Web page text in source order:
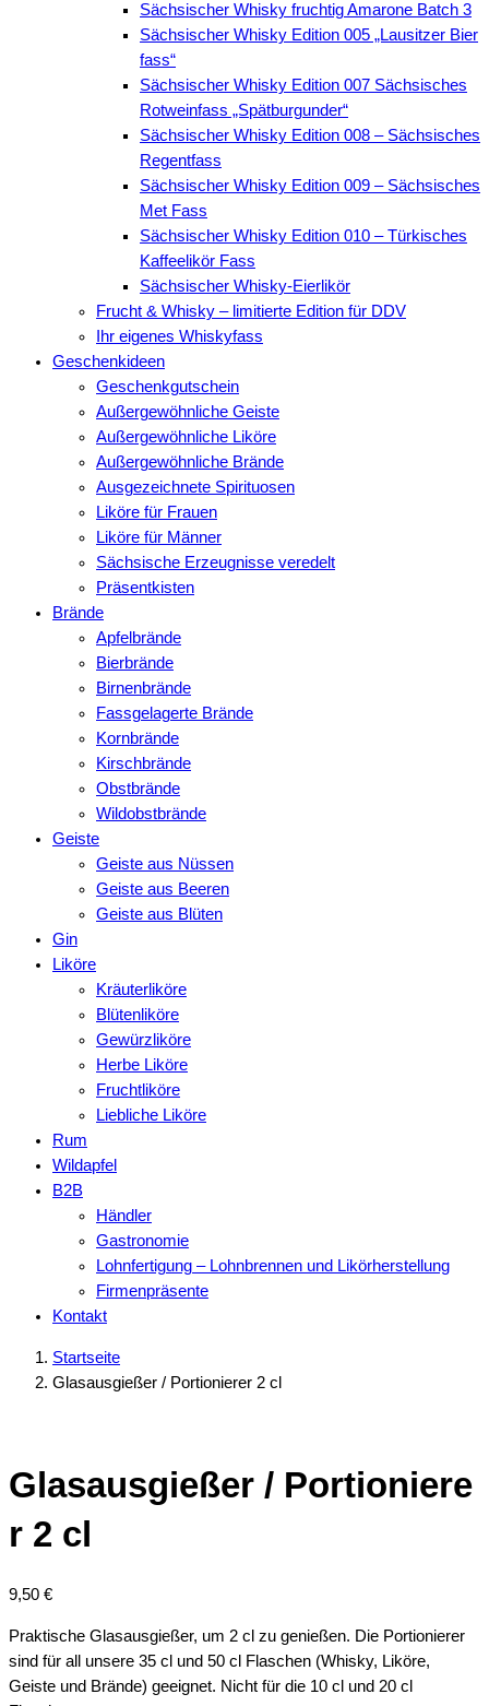
Sächsischer Whisky fruchtig Amarone Batch 3
Sächsischer Whisky Edition 005 „Lausitzer Bier
fass“
Sächsischer Whisky Edition 007 Sächsisches
Rotweinfass „Spätburgunder“
Sächsischer Whisky Edition 008 – Sächsisches
Regentfass
Sächsischer Whisky Edition 009 – Sächsisches
Met Fass
Sächsischer Whisky Edition 010 – Türkisches
Kaffeelikör Fass
Sächsischer Whisky-Eierlikör
Frucht & Whisky – limitierte Edition für DDV
Ihr eigenes Whiskyfass
Geschenkideen
Geschenkgutschein
Außergewöhnliche Geiste
Außergewöhnliche Liköre
Außergewöhnliche Brände
Ausgezeichnete Spirituosen
Liköre für Frauen
Liköre für Männer
Sächsische Erzeugnisse veredelt
Präsentkisten
Brände
Apfelbrände
Bierbrände
Birnenbrände
Fassgelagerte Brände
Kornbrände
Kirschbrände
Obstbrände
Wildobstbrände
Geiste
Geiste aus Nüssen
Geiste aus Beeren
Geiste aus Blüten
Gin
Liköre
Kräuterliköre
Blütenliköre
Gewürzliköre
Herbe Liköre
Fruchtliköre
Liebliche Liköre
Rum
Wildapfel
B2B
Händler
Gastronomie
Lohnfertigung – Lohnbrennen und Likörherstellung
Firmenpräsente
Kontakt
Startseite
Glasausgießer / Portionierer 2 cl
Glasausgießer / Portioniere
r 2 cl
9,50 €
Praktische Glasausgießer, um 2 cl zu genießen. Die Portionierer
sind für all unsere 35 cl und 50 cl Flaschen (Whisky, Liköre,
Geiste und Brände) geeignet. Nicht für die 10 cl und 20 cl